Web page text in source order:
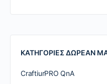
ΚΑΤΗΓΟΡΙΕΣ ΔΩΡΕΑΝ
CraftiurPRO QnA